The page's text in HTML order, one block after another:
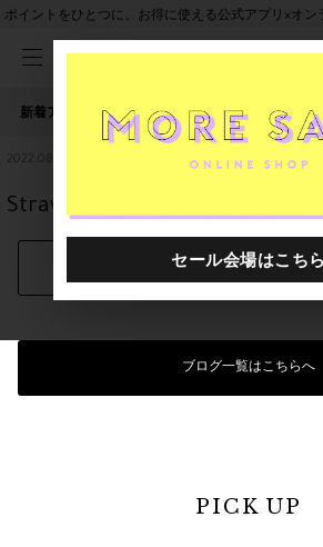
ポイントをひとつに。お得に使える公式アプリ×オン
新着アイテム 人気ワード セール
2022.08.23
Strawberry de Coordinate -
シェアする
ブログ一覧はこちらへ
PICK UP